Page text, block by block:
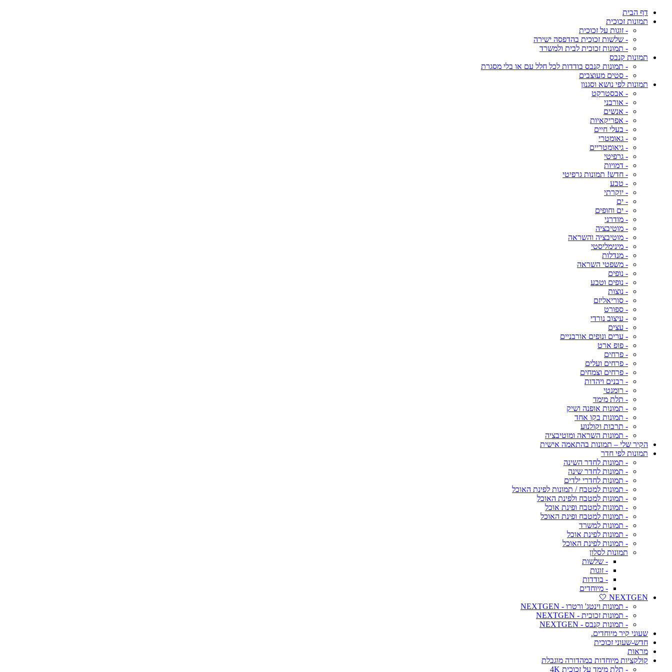
דף הבית
תמונות זכוכית
- זוגות על זכוכית
- שלשות זכוכית בהדפסה ישירה
- תמונות זכוכית לבית ולמשרד
תמונות קנבס
- תמונות קנבס בודדות לכל חלל עם או בלי מסגרת
- סטים מעוצבים
תמונות לפי נושא וסגנון
- אבסטרקט
- אורבני
- אנשים
- אפריקאיות
- בעלי חיים
- גאומטרי
- גיאומטריים
- גרפיטי
- דמויות
- חדש! תמונות גרפיטי
- טבע
- יוקרתי
- ים
- ים וחופים
- מודרני
- מוטיבציה
- מוטיבציה והשראה
- מינימליסטי
- מנדלות
- משפטי השראה
- נופים
- נופים וטבע
- נוצות
- סוריאליזם
- ספורט
- עיצוב נורדי
- עצים
- ערים ונופים אורבניים
- פופ ארט
- פרחים
- פרחים ועלים
- פרחים וצמחים
- רבנים ויהדות
- רומנטי
- תלת מימד
- תמונות אופנה ושיק
- תמונות בקו אחד
- תרבות וקולנוע
- תמונות השראה ומוטיבציה
הקיר שלי – תמונות בהתאמה אישית
תמונות לפי חדר
- תמונות לחדר השינה
- תמונות לחדר שינה
- תמונות לחדרי ילדים
- תמונות למטבח / תמונות לפינת האוכל
- תמונות למטבח ולפינת האוכל
- תמונות למטבח ופינת אוכל
- תמונות למטבח ופינת האוכל
- תמונות למשרד
- תמונות לפינת אוכל
- תמונות לפינת האוכל
תמונות לסלון
- שלשות
- זוגות
- בודדות
- מיוחדים
NEXTGEN 🤍
- תמונות וינטג' ורטרו - NEXTGEN
- תמונות זכוכית - NEXTGEN
- תמונות קנבס - NEXTGEN
שעוני קיר מיוחדים.
חדש-שעוני זכוכית
מראות
קולקציות מיוחדות במהדורה מוגבלת
- תלת מימד על זכוכית 4K